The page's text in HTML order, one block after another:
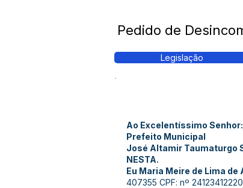
Pedido de
Legislação
Ao Excelentíssimo Senhor:
Prefeito Municipal
José Altamir Taumaturgo
NESTA.
Eu Maria Meire de Lima de
407355 CPF: nº